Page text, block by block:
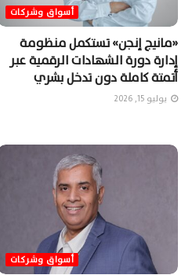
أسواق وشركات
«مانيج إنجن» تستكمل منظومة
إدارة دورة الشهادات الرقمية عبر
أتمتة كاملة دون تدخل بشري
يوليو 15, 2026
أسواق وشركات